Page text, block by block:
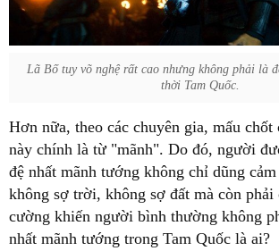
Lã Bố tuy võ nghệ rất cao nhưng không phải là
thời Tam Quốc.
Hơn nữa, theo các chuyên gia, mấu chốt
này chính là từ "mãnh". Do đó, người
đệ nhất mãnh tướng không chỉ dũng
không sợ trời, không sợ đất mà còn phải
cường khiến người bình thường không
nhất mãnh tướng trong Tam Quốc là ai?